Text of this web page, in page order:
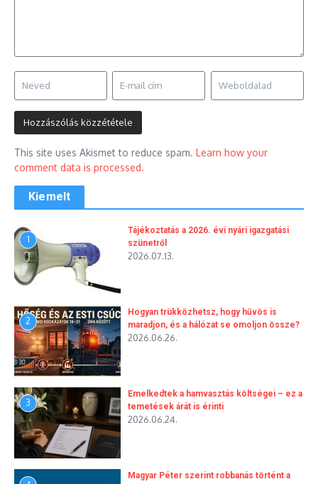
This site uses Akismet to reduce spam. Learn how your
comment data is processed.
Kiemelt
1
Tájékoztatás a 2026. évi nyári igazgatási
szünetről
2026.07.13.
2
Hogyan trükközhetsz, hogy hűvös is
maradjon, és a hálózat se omoljon össze?
2026.06.26.
3
Emelkedtek a hamvasztás költségei – ez a
temetések árát is érinti
2026.06.24.
Magyar Péter szerint robbanás történt a